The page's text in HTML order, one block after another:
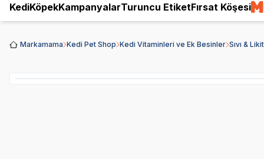
KediKöpekKampanyalarTuruncu EtiketFırsat Köşesi
Markamama Kedi Pet Shop Kedi Vitaminleri ve Ek Besinler Sıvı & Likit